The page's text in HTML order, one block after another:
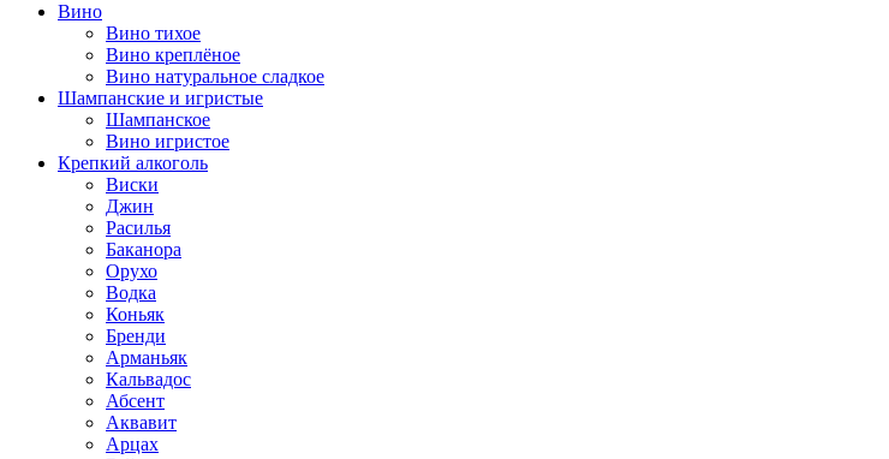
Вино
Вино тихое
Вино креплёное
Вино натуральное сладкое
Шампанские и игристые
Шампанское
Вино игристое
Крепкий алкоголь
Виски
Джин
Расилья
Баканора
Орухо
Водка
Коньяк
Бренди
Арманьяк
Кальвадос
Абсент
Аквавит
Арцах